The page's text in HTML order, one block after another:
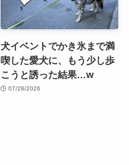
犬イベントでかき氷まで満
喫した愛犬に、もう少し歩
こうと誘った結果…w
07/28/2026